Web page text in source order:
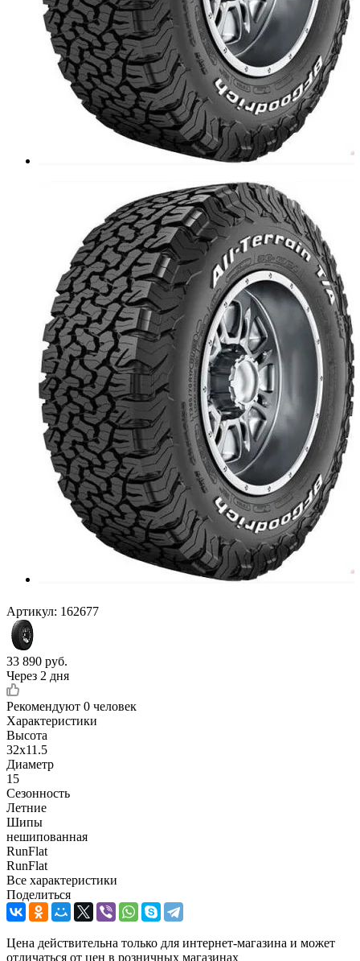
Артикул: 162677
33 890 руб.
Через 2 дня
Рекомендуют 0 человек
Характеристики
Высота
32x11.5
Диаметр
15
Сезонность
Летние
Шипы
нешипованная
RunFlat
RunFlat
Все характеристики
Поделиться
Цена действительна только для интернет-магазина и может
отличаться от цен в розничных магазинах